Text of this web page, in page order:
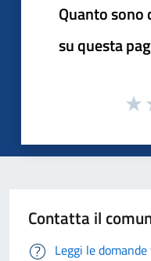
Quanto
su questa
Contatta il
Leggi le